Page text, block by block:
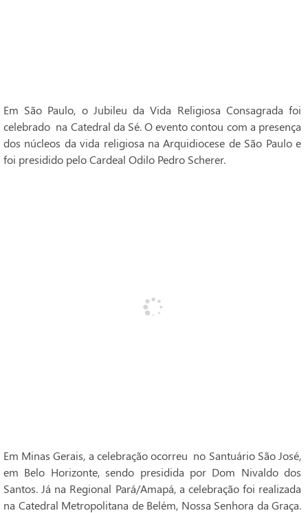
Em São Paulo, o Jubileu da Vida Religiosa Consagrada foi
celebrado na Catedral da Sé. O evento contou com a presença
dos núcleos da vida religiosa na Arquidiocese de São Paulo e
foi presidido pelo Cardeal Odilo Pedro Scherer.
Em Minas Gerais, a celebração ocorreu no Santuário São José,
em Belo Horizonte, sendo presidida por Dom Nivaldo dos
Santos. Já na Regional Pará/Amapá, a celebração foi realizada
na Catedral Metropolitana de Belém, Nossa Senhora da Graça.